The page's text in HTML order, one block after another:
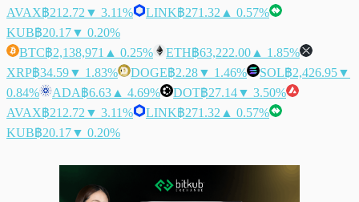
AVAX฿212.72 ▼ 3.11% LINK฿271.32 ▲ 0.57%
KUB฿20.17▼ 0.20%
BTC฿2,138,971 ▲ 0.25% ETH฿63,222.00 ▲ 1.85%
XRP฿34.59▼ 1.83% DOGE฿2.28▼ 1.46% SOL฿2,426.95▼
0.84%
ADA฿6.63 ▲ 4.69% DOT฿27.14▼ 3.50%
AVAX฿212.72 ▼ 3.11% LINK฿271.32 ▲ 0.57%
KUB฿20.17▼ 0.20%